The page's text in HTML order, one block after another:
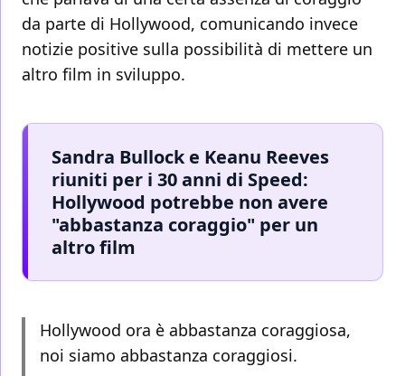
da parte di Hollywood, comunicando invece
notizie positive sulla possibilità di mettere un
altro film in sviluppo.
Sandra Bullock e Keanu Reeves
riuniti per i 30 anni di Speed:
Hollywood potrebbe non avere
"abbastanza coraggio" per un
altro film
Hollywood ora è abbastanza coraggiosa,
noi siamo abbastanza coraggiosi.